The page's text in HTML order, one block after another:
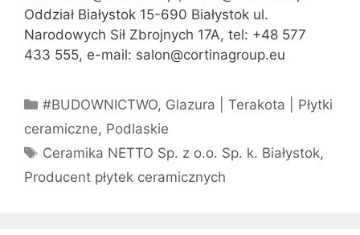
Oddział Białystok 15-690 Białystok ul.
Narodowych Sił Zbrojnych 17A, tel: +48 577
433 555, e-mail: salon@cortinagroup.eu
Kategorie
#BUDOWNICTWO, Glazura | Terakota | Płytki
ceramiczne, Podlaskie
Tagi
Ceramika NETTO Sp. z o.o. Sp. k. Białystok,
Producent płytek ceramicznych